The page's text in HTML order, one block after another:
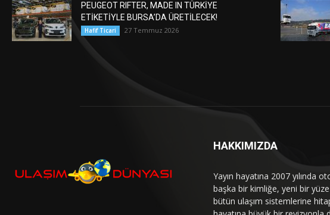
PEUGEOT RIFTER, MADE IN TÜRKİYE
ETİKETİYLE BURSA’DA ÜRETİLECEK!
Hafif Ticari 27 Temmuz 2026
HAKKIMIZDA
Yayın hayatına 2007 yılında
başka bir kimliğe, yeni bir
bütün ulaşım sistemlerine